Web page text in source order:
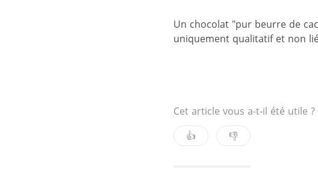
Un chocolat "pur beurre de
uniquement qualitatif et non
Cet article vous a-t-il été utile ?
👍
👎